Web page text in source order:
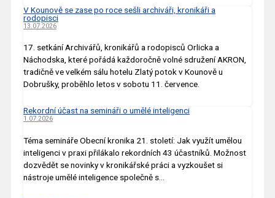
V Kounově se zase po roce sešli archiváři, kronikáři a
rodopisci
13.07.2026
17. setkání Archivářů, kronikářů a rodopisců Orlicka a
Náchodska, které pořádá každoročně volné sdružení AKRON,
tradičně ve velkém sálu hotelu Zlatý potok v Kounově u
Dobrušky, proběhlo letos v sobotu 11. července.
Rekordní účast na semináři o umělé inteligenci
1.07.2026
Téma semináře Obecní kronika 21. století: Jak využít umělou
inteligenci v praxi přilákalo rekordních 43 účastníků. Možnost
dozvědět se novinky v kronikářské práci a vyzkoušet si
nástroje umělé inteligence společně s…